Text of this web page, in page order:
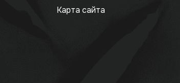
Карта сайта